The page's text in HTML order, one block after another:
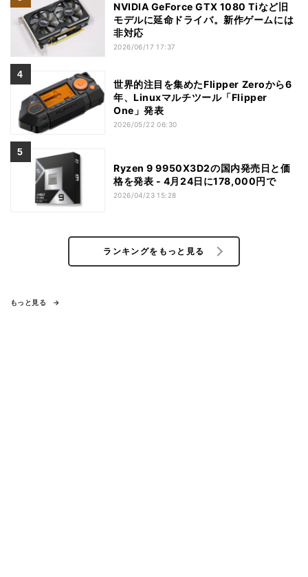
NVIDIA GeForce GTX 1080 Tiなど旧
モデルに延命ドライバ。新作ゲームには
非対応
2026/06/17 17:37
世界的注目を集めたFlipper Zeroから6
年、Linuxマルチツール「Flipper
One」発表
2026/05/22 06:30
Ryzen 9 9950X3D2の国内発売日と価
格を発表 - 4月24日に178,000円で
2026/04/23 15:28
ランキングをもっと見る
もっと見る